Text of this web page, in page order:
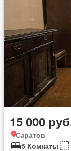
15 000
Саратов
5 Комнаты